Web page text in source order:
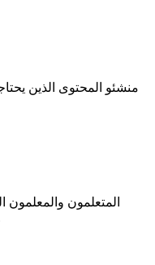
منشئو المحتوى الذين
المتعلمون والمعلمون